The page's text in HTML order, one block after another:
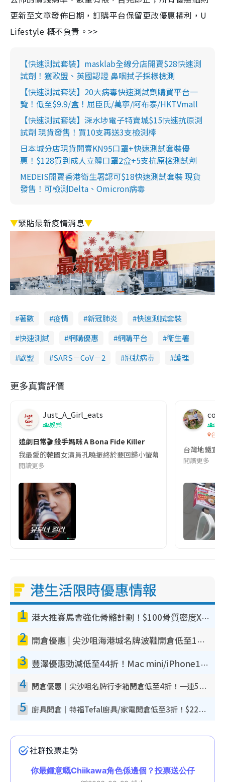
更新至文章發佈日期，訂購平台保留更改優惠權利，U
Lifestyle 概不負責。>>
【快速測試套裝】masklab全線分店開賣$28快速測
試劑！獲歐盟、英國認證 鼻咽拭子採樣檢測
【快速測試套裝】20大病毒快速測試劑購買平台一
覽！低至$9.9/盒！屈臣氏/萬寧/阿布泰/HKTVmall
【快速測試套裝】深水埗電子特賣城$15快速抗原測
試劑 現貨發售！買10支再送3支檢測棒
日本城分店現貨開賣KN95口罩+快速測試套裝優
惠！$128買到成人立體口罩2盒+5支抗原檢測試劑
MEDEIS開賣香港衛生署認可$18快速測試套裝 現貨
發售！可檢測Delta、Omicron病毒
▼緊貼最新疫情消息▼
著數 疫情 新冠肺炎
快速測試套裝
快速測試
網購優惠 網購平台
衞生署
歐盟
SARS－CoV－2 冠狀病毒 護理
更多真實評價
Just_A_Girl_eats
娛樂
追劇日常🎬 殺手媽咪 A Bona Fide Killer
我最愛的韓國女演員孔曉振終於要回歸小螢幕啦!這次的劇本改編
閱讀更多
co
吹
台灣
台灣地鐵宣
閱讀更多
港生活限時優惠情報
1 港大推賽馬會強化骨骼計劃！$100骨質密度X光檢查 完成免費運動訓練送超市禮券！附參加資格
2 開倉優惠 | 尖沙咀海港城名牌波鞋開倉低至1折！On鞋$899起／Joy&Peace鞋履$98起
3 豐澤優惠勁減低至44折！Mac mini/iPhone17Pro大減價！廚房家電$220起
4 開倉優惠｜尖沙咀名牌行李箱開倉低至4折！一連5日 American Tourister/ace./Hallmark $200起！
5 廚具開倉｜特福Tefal廚具/家電開倉低至3折！$220起買平底鍋/炒鑊/湯煲！電飯煲/吸塵機/燙斗$418起